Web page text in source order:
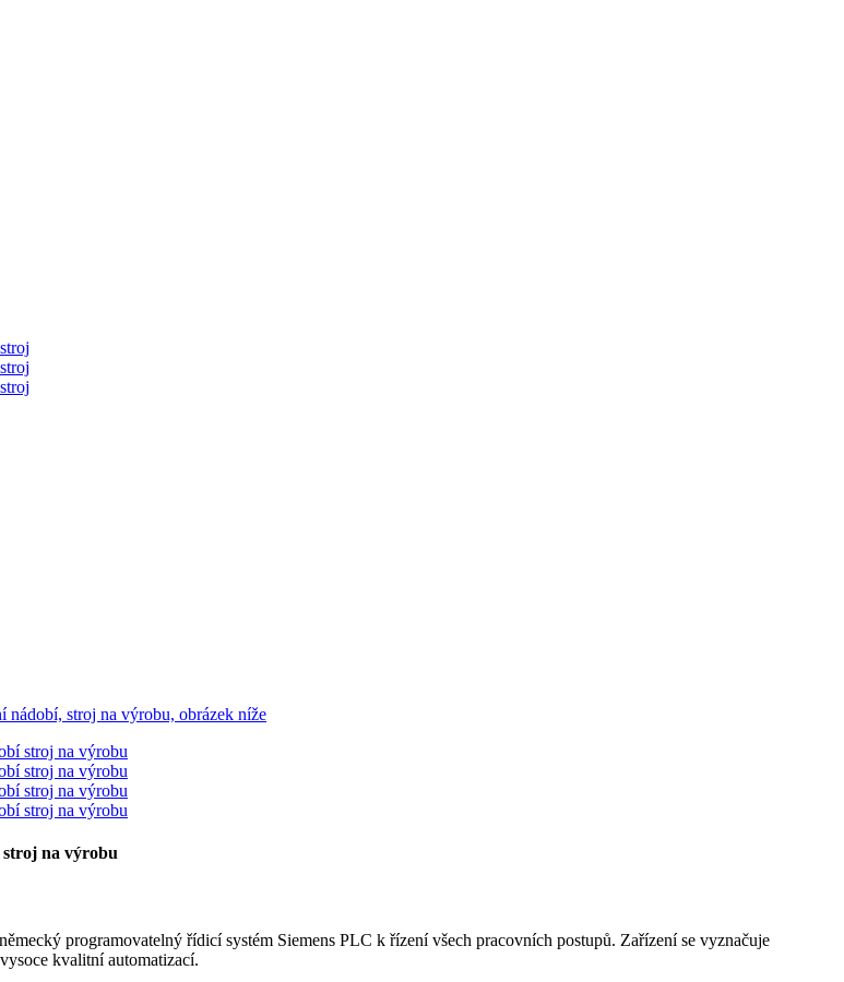
na výrobu
programovatelný řídicí systém Siemens PLC k řízení všech pracovních postupů. Zařízení se vyznačuje
kvalitní automatizací.